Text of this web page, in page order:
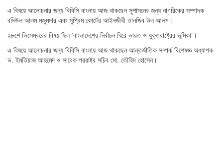
এ বিষয়ে আলোচনার জন্য বিবিসি বাংলায় আজ থাকছেন সুশাসনের জন্য নাগরিকের সম্পাদক
বদিউল আলম মজুমদার এবং সুপ্রিম কোর্টের আইনজীবী তানজিব উল আলম।
২৮শে ডিসেম্বরের বিষয় ছিল ‘বাংলাদেশের নির্বাচন ঘিরে ভারত ও যুক্তরাষ্ট্রের ভূমিকা’।
এ বিষয়ে আলোচনার জন্য বিবিসি বাংলায় আজ থাকছেন আন্তর্জাতিক সম্পর্ক বিশেষজ্ঞ অধ্যাপক
ড. ইমতিয়াজ আহমেদ ও সাবেক পররাষ্ট্র সচিব মো. তৌহিদ হোসেন।